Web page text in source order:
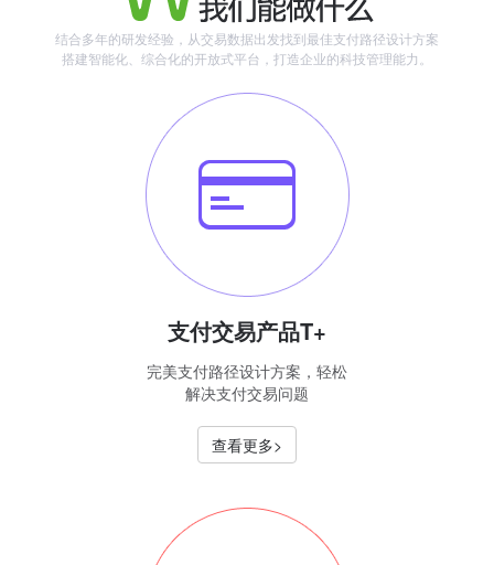
结合多年的研发经验，从交易数据出发找到最佳支付路径设计方案
搭建智能化、综合化的开放式平台，打造企业的科技管理能力。
支付交易产品T+
完美支付路径设计方案，轻松
解决支付交易问题
查看更多>